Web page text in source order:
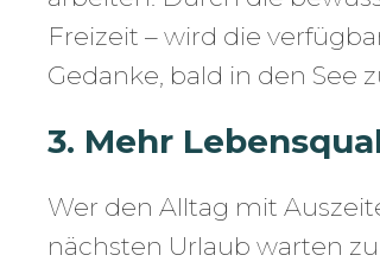
Freizeit – wird die
Gedanke, bald in den See
3. Mehr
Wer den Alltag mit
nächsten Urlaub warten